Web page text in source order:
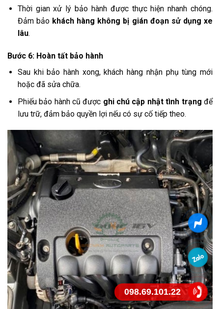
Thời gian xử lý bảo hành được thực hiện nhanh chóng.
Đảm bảo khách hàng không bị gián đoạn sử dụng xe
lâu.
Bước 6: Hoàn tất bảo hành
Sau khi bảo hành xong, khách hàng nhận phụ tùng mới
hoặc đã sửa chữa.
Phiếu bảo hành cũ được ghi chú cập nhật tình trạng để
lưu trữ, đảm bảo quyền lợi nếu có sự cố tiếp theo.
098.69.101.22